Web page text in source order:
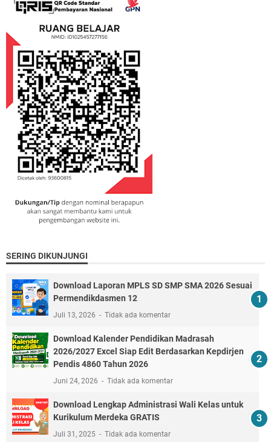
SERING DIKUNJUNGI
Download Laporan MPLS SD SMP SMA 2026 Sesuai
Permendikdasmen 12
Juli 13, 2026 Tidak ada komentar
Download Kalender Pendidikan Madrasah
2026/2027 Excel Siap Edit Berdasarkan Kepdirjen
Pendis 4860 Tahun 2026
Juni 24, 2026 Tidak ada komentar
Download Lengkap Administrasi Wali Kelas untuk
Kurikulum Merdeka GRATIS
Juli 31, 2025 Tidak ada komentar